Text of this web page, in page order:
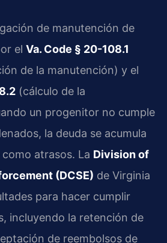
de manutención de
el Va. Code § 20-108.1
de la manutención) y el
(cálculo de la
un progenitor no cumple
la deuda se acumula
atrasos. La Division of
(DCSE) de Virginia
para hacer cumplir
incluyendo la retención de
de reembolsos de